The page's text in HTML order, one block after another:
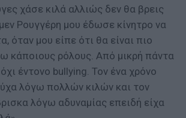
χάσε κιλά αλλιώς δεν θα βρεις
Ρουγγέρη μου έδωσε κίνητρο να
όταν μου είπε ότι θα είναι πιο
κάποιους ρόλους. Από μικρή πάντα
έντονο bullying. Τον ένα χρόνο
λόγω πολλών κιλών και τον
λόγω αδυναμίας επειδή είχα